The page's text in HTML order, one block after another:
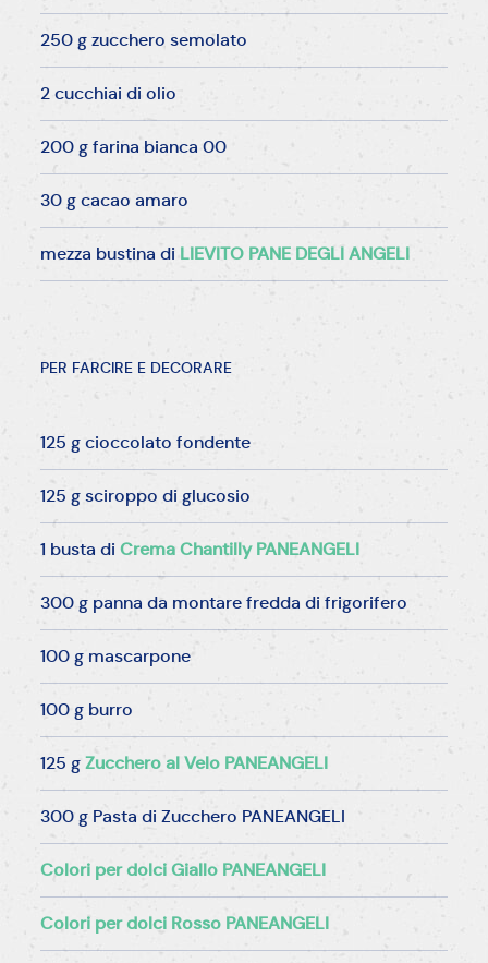
250 g zucchero semolato
2 cucchiai di olio
200 g farina bianca 00
30 g cacao amaro
mezza bustina di LIEVITO PANE DEGLI ANGELI
PER FARCIRE E DECORARE
125 g cioccolato fondente
125 g sciroppo di glucosio
1 busta diCrema Chantilly PANEANGELI
300 g panna da montare fredda di frigorifero
100 g mascarpone
100 g burro
125 gZucchero al Velo PANEANGELI
300 g Pasta di Zucchero PANEANGELI
Colori per dolci Giallo PANEANGELI
Colori per dolci Rosso PANEANGELI